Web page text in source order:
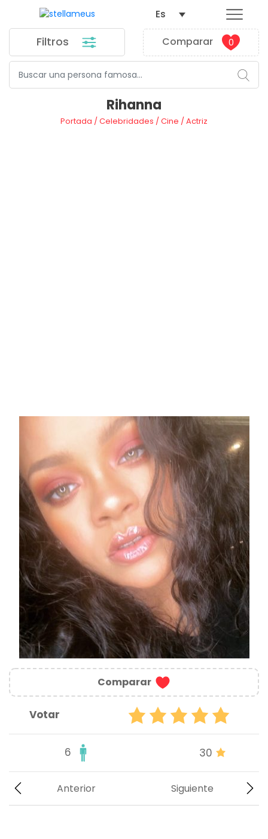
Filtros Comparar 0
Es
Rihanna
Portada /Celebridades /Cine /Actriz
Comparar
Votar
6 30
Siguiente
Anterior